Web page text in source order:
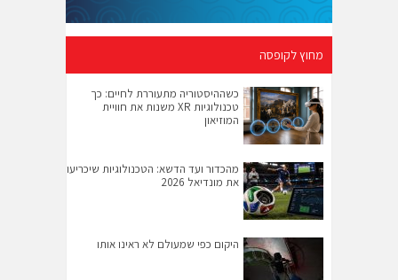
מחוץ לקופסה
כשההיסטוריה מתעוררת לחיים: כך
טכנולוגיות XR משנות את חוויית
המוזיאון
מהכדור ועד הדשא: הטכנולוגיות שיכריעו
את מונדיאל 2026
היקום כפי שמעולם לא ראינו אותו